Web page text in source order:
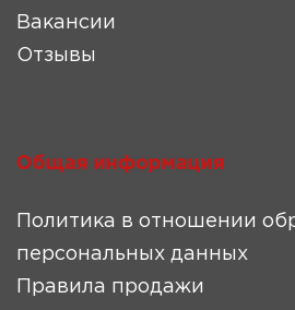
Вакансии
Отзывы
Общая информация
Политика в отношении
персональных данных
Правила продажи